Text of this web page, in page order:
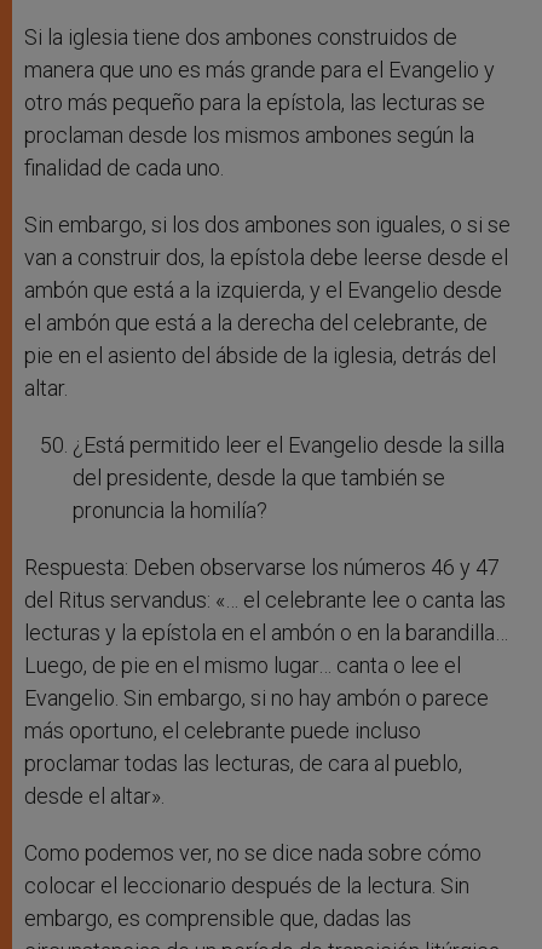
Si la iglesia tiene dos ambones construidos de
manera que uno es más grande para el Evangelio y
otro más pequeño para la epístola, las lecturas se
proclaman desde los mismos ambones según la
finalidad de cada uno.
Sin embargo, si los dos ambones son iguales, o si se
van a construir dos, la epístola debe leerse desde el
ambón que está a la izquierda, y el Evangelio desde
el ambón que está a la derecha del celebrante, de
pie en el asiento del ábside de la iglesia, detrás del
altar.
¿Está permitido leer el Evangelio desde la silla
del presidente, desde la que también se
pronuncia la homilía?
Respuesta: Deben observarse los números 46 y 47
del Ritus servandus: «… el celebrante lee o canta las
lecturas y la epístola en el ambón o en la barandilla…
Luego, de pie en el mismo lugar… canta o lee el
Evangelio. Sin embargo, si no hay ambón o parece
más oportuno, el celebrante puede incluso
proclamar todas las lecturas, de cara al pueblo,
desde el altar».
Como podemos ver, no se dice nada sobre cómo
colocar el leccionario después de la lectura. Sin
embargo, es comprensible que, dadas las